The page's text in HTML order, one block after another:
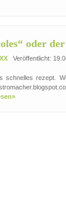
oder
Veröffentlicht:
schnelles rezept.